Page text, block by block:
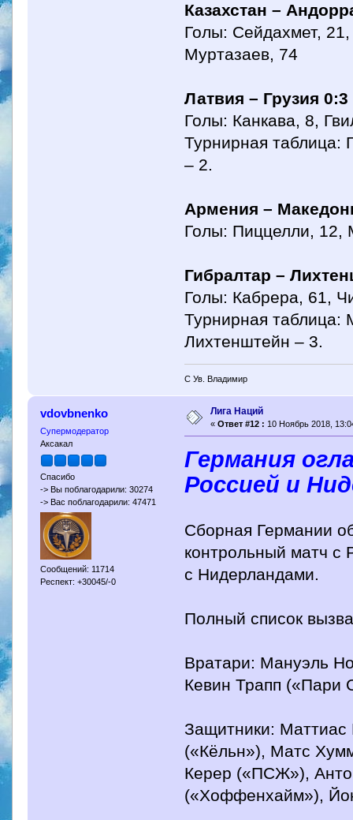
Казахстан –
Голы: Сейдахмет,
Муртазаев, 74
Латвия – Грузия 0:3
Голы: Канкава, 8,
Турнирная таблица:
– 2.
Армения –
Голы: Пиццелли, 12,
Гибралтар –
Голы: Кабрера, 61,
Турнирная таблица:
Лихтенштейн – 3.
С Ув. Владимир
vdovbnenko
Супермодератор
Аксакал
Спасибо
-> Вы поблагодарили: 30274
-> Вас поблагодарили: 47471
Сообщений: 11714
Респект: +30045/-0
Лига Наций
« Ответ #12 : 10 Ноябрь 2018,
Германия
Россией и
Сборная Германии
контрольный матч с
с Нидерландами.
Полный список
Вратари: Мануэль
Кевин Трапп («Пари
Защитники: Маттиас
(«Кёльн»), Матс
Керер («ПСЖ»),
(«Хоффенхайм»),